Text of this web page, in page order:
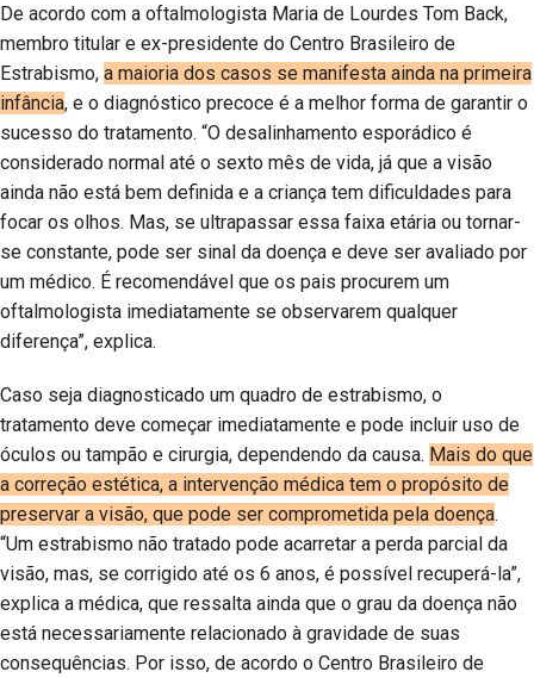
De acordo com a oftalmologista Maria de Lourdes Tom Back,
membro titular e ex-presidente do Centro Brasileiro de
Estrabismo, a maioria dos casos se manifesta ainda na primeira
infância, e o diagnóstico precoce é a melhor forma de garantir o
sucesso do tratamento. “O desalinhamento esporádico é
considerado normal até o sexto mês de vida, já que a visão
ainda não está bem definida e a criança tem dificuldades para
focar os olhos. Mas, se ultrapassar essa faixa etária ou tornar-
se constante, pode ser sinal da doença e deve ser avaliado por
um médico. É recomendável que os pais procurem um
oftalmologista imediatamente se observarem qualquer
diferença”, explica.
Caso seja diagnosticado um quadro de estrabismo, o
tratamento deve começar imediatamente e pode incluir uso de
óculos ou tampão e cirurgia, dependendo da causa. Mais do que
a correção estética, a intervenção médica tem o propósito de
preservar a visão, que pode ser comprometida pela doença.
“Um estrabismo não tratado pode acarretar a perda parcial da
visão, mas, se corrigido até os 6 anos, é possível recuperá-la”,
explica a médica, que ressalta ainda que o grau da doença não
está necessariamente relacionado à gravidade de suas
consequências. Por isso, de acordo o Centro Brasileiro de